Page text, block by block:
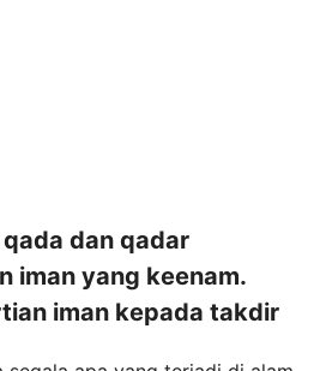
dan qadar
iman yang keenam.
iman kepada takdir